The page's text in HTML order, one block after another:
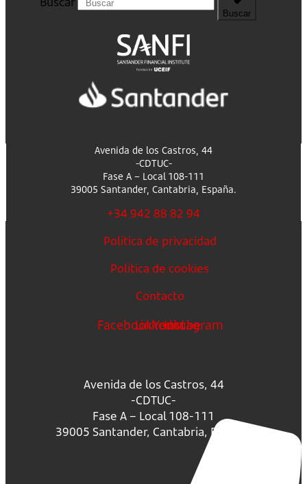
Buscar
Avenida de los Castros, 44
-CDTUC-
Fase A – Local 108-111
39005 Santander, Cantabria, España.
+34 942 88 82 94
Política de privacidad
Política de cookies
Contacto
FacebookLinkedin
Youtube
Instagram
Avenida de los Castros, 44
-CDTUC-
Fase A – Local 108-111
39005 Santander, Cantabria, España.